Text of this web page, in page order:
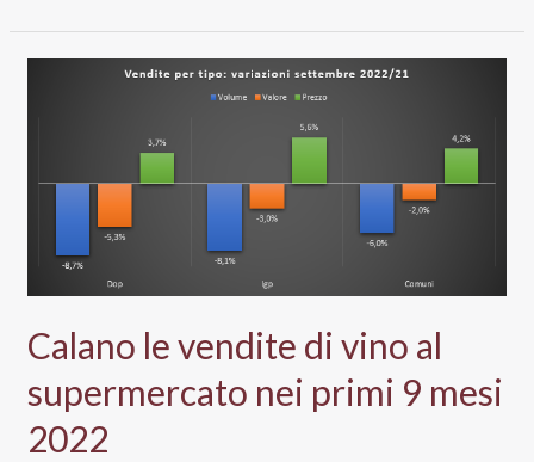
Gdo
protagonista:
emergenti
supermercato
Calano le vendite di vino al
supermercato nei primi 9 mesi
2022